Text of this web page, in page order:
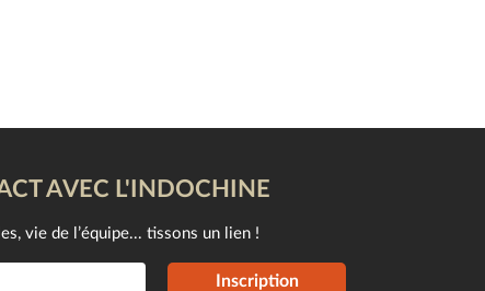
AVEC L'INDOCHINE
vie de l’équipe... tissons un lien !
Inscription